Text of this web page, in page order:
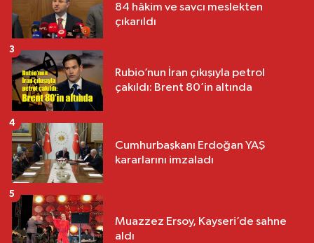
84 hâkim ve savcı meslekten
çıkarıldı
Rubio’nun İran çıkışıyla petrol
çakıldı: Brent 80’in altında
3
Cumhurbaşkanı Erdoğan YAŞ
kararlarını imzaladı
4
Muazzez Ersoy, Kayseri’de sahne
aldı
5